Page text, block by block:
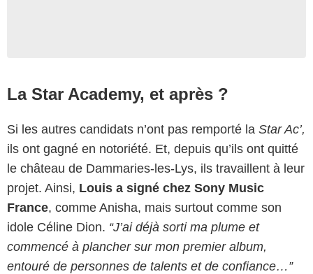
La Star Academy, et après ?
Si les autres candidats n’ont pas remporté la Star Ac’,
ils ont gagné en notoriété. Et, depuis qu’ils ont quitté
le château de Dammaries-les-Lys, ils travaillent à leur
projet. Ainsi, Louis a signé chez Sony Music
France, comme Anisha, mais surtout comme son
idole Céline Dion. “J’ai déjà sorti ma plume et
commencé à plancher sur mon premier album,
entouré de personnes de talents et de confiance…”